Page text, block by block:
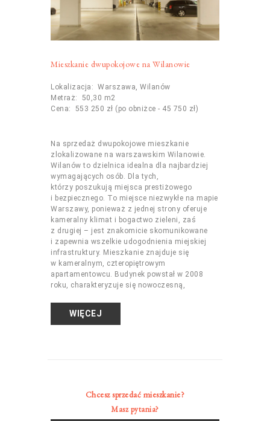
Mieszkanie dwupokojowe na Wilanowie
Lokalizacja: Warszawa, Wilanów
Metraż: 50,30 m2
Cena: 553 250 zł (po obniżce - 45 750 zł)
Na sprzedaż dwupokojowe mieszkanie
zlokalizowane na warszawskim Wilanowie.
Wilanów to dzielnica idealna dla najbardziej
wymagających osób. Dla tych,
którzy poszukują miejsca prestiżowego
i bezpiecznego. To miejsce niezwykłe na mapie
Warszawy, ponieważ z jednej strony oferuje
kameralny klimat i bogactwo zieleni, zaś
z drugiej – jest znakomicie skomunikowane
i zapewnia wszelkie udogodnienia miejskiej
infrastruktury. Mieszkanie znajduje się
w kameralnym, czteropiętrowym
apartamentowcu. Budynek powstał w 2008
roku, charakteryzuje się nowoczesną,
WIĘCEJ
Chcesz sprzedać mieszkanie?
Masz pytania?